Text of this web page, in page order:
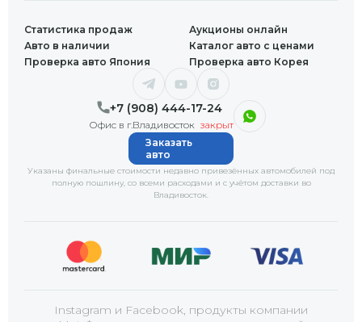
+7 (908) 444-17-24
Офис в г.Владивосток закрыт
Статистика продаж
Аукционы онлайн
Авто в наличии
Каталог авто с ценами
Проверка авто Япония
Проверка авто Корея
Указаны финальные стоимости недавно привезённых автомобилей под
полную пошлину, со всеми расходами и с учётом доставки во
Владивосток.
Заказать
авто
Instagram и Facebook, продукты компании